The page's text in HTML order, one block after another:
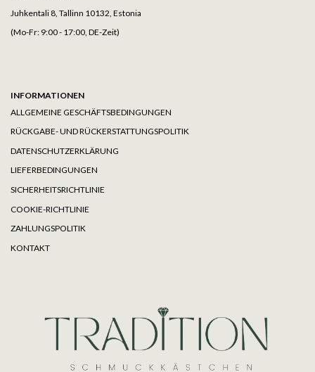
Juhkentali 8, Tallinn 10132, Estonia
(Mo-Fr: 9:00 - 17:00, DE-Zeit)
INFORMATIONEN
ALLGEMEINE GESCHÄFTSBEDINGUNGEN
RÜCKGABE- UND RÜCKERSTATTUNGSPOLITIK
DATENSCHUTZERKLÄRUNG
LIEFERBEDINGUNGEN
SICHERHEITSRICHTLINIE
COOKIE-RICHTLINIE
ZAHLUNGSPOLITIK
KONTAKT